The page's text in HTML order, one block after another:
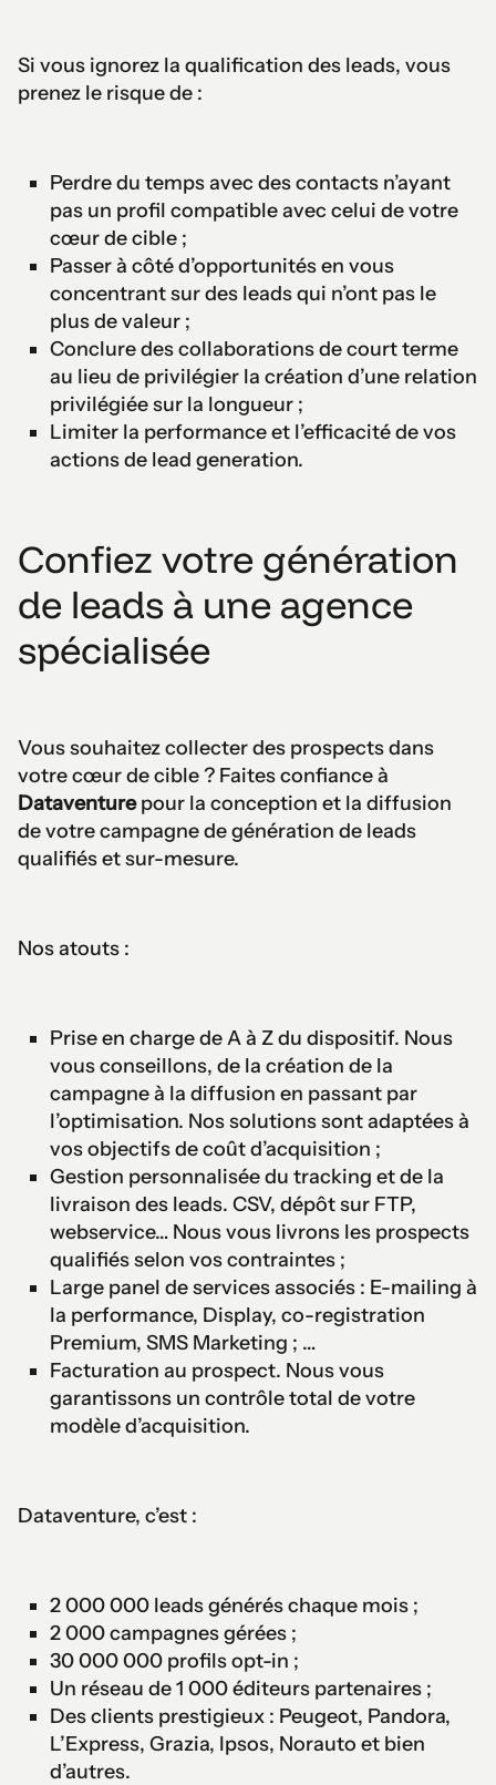
Si vous ignorez la qualification des leads, vous
prenez le risque de :
Perdre du temps avec des contacts n’ayant
pas un profil compatible avec celui de votre
cœur de cible ;
Passer à côté d’opportunités en vous
concentrant sur des leads qui n’ont pas le
plus de valeur ;
Conclure des collaborations de court terme
au lieu de privilégier la création d’une relation
privilégiée sur la longueur ;
Limiter la performance et l’efficacité de vos
actions de lead generation.
Confiez votre génération
de leads à une agence
spécialisée
Vous souhaitez collecter des prospects dans
votre cœur de cible ? Faites confiance à
Dataventurepour la conception et la diffusion
de votre campagne de génération de leads
qualifiés et sur-mesure.
Nos atouts :
Prise en charge de A à Z du dispositif. Nous
vous conseillons, de la création de la
campagne à la diffusion en passant par
l’optimisation. Nos solutions sont adaptées à
vos objectifs de coût d’acquisition ;
Gestion personnalisée du tracking et de la
livraison des leads. CSV, dépôt sur FTP,
webservice… Nous vous livrons les prospects
qualifiés selon vos contraintes ;
Large panel de services associés : E-mailing à
la performance, Display, co-registration
Premium, SMS Marketing ; …
Facturation au prospect. Nous vous
garantissons un contrôle total de votre
modèle d’acquisition.
Dataventure, c’est :
2 000 000 leads générés chaque mois ;
2 000 campagnes gérées ;
30 000 000 profils opt-in ;
Un réseau de 1 000 éditeurs partenaires ;
Des clients prestigieux : Peugeot, Pandora,
L’Express, Grazia, Ipsos, Norauto et bien
d’autres.